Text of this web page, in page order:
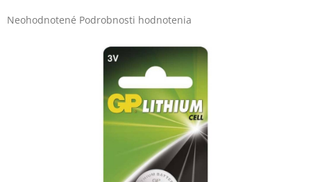
Priemerné
Neohodnotené Podrobnosti hodnotenia